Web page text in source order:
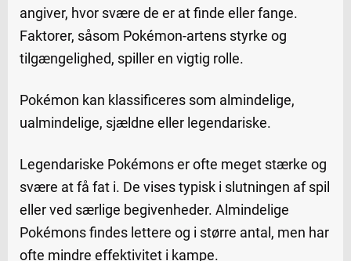
angiver, hvor svære de er at finde eller fange.
Faktorer, såsom Pokémon-artens styrke og
tilgængelighed, spiller en vigtig rolle.
Pokémon kan klassificeres som almindelige,
ualmindelige, sjældne eller legendariske.
Legendariske Pokémons er ofte meget stærke og
svære at få fat i. De vises typisk i slutningen af spil
eller ved særlige begivenheder. Almindelige
Pokémons findes lettere og i større antal, men har
ofte mindre effektivitet i kampe.